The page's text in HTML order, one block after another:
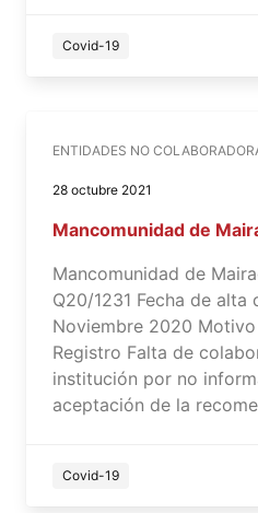
Covid-19
ENTIDADES NO
28 octubre 2021
Mancomunidad de
Mancomunidad de
Q20/1231 Fecha de alta
Noviembre 2020
Registro Falta de
institución por no
aceptación de la
Covid-19